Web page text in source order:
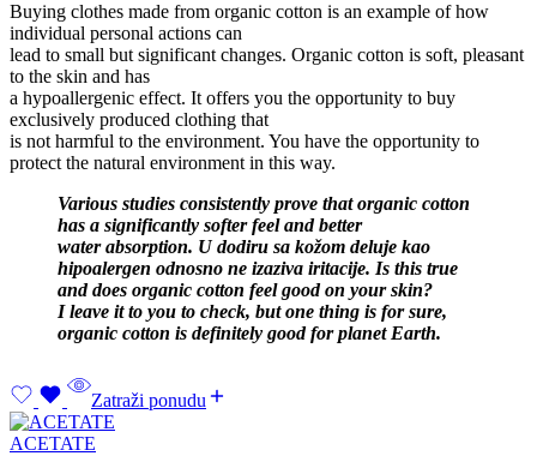
Buying clothes made from organic cotton is an example of how
individual personal actions can
lead to small but significant changes. Organic cotton is soft, pleasant
to the skin and has
a hypoallergenic effect. It offers you the opportunity to buy
exclusively produced clothing that
is not harmful to the environment. You have the opportunity to
protect the natural environment in this way.
Various studies consistently prove that organic cotton
has a significantly softer feel and better
water absorption. U dodiru sa kožom deluje kao
hipoalergen odnosno ne izaziva iritacije. Is this true
and does organic cotton feel good on your skin?
I leave it to you to check, but one thing is for sure,
organic cotton is definitely good for planet Earth.
Zatraži ponudu
ACETATE